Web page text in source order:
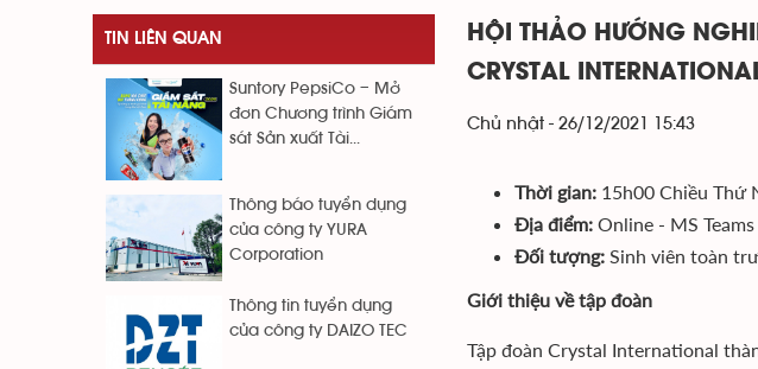
HỘI THẢO HƯỚNG
CRYSTAL
Chủ nhật - 26/12/2021 15:43
Thời gian: 15h00 Chiều Thứ
Địa điểm: Online - MS
Đối tượng: Sinh viên toàn
Giới thiệu về tập đoàn
Tập đoàn Crystal International
TIN LIÊN QUAN
Suntory PepsiCo – Mở
đơn Chương trình Giám
sát Sản xuất Tài...
Thông báo tuyển dụng
của công ty YURA
Corporation
Thông tin tuyển dụng
của công ty DAIZO TEC